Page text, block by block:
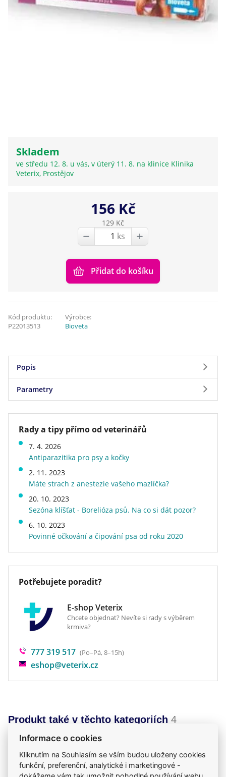
eshop@veterix.cz
Skladem
ve středu 12. 8. u vás, v úterý 11. 8. na klinice Klinika
Veterix, Prostějov
156 Kč
129 Kč
ks
Přidat do košíku
Kód produktu:
P22013513
Výrobce:
Bioveta
Popis
Antiparazitární přípravek pro psy proti
typ přípravku: Antiparazitika, repelenty
cílové druhy zvířat: Pes
Obsah léčivých a ostatních látek
1 tuba (1,34 ml) obsahuje:
Fipronilum 134 mg
Čirý, žlutě až žlutozeleně zbarvený spot-on roztok.
Léčba a prevence napadení blechami
(Rhipicephalus spp., Dermatocentor spp., Ixodes spp.)
a všenkami (Trichodectes canis) u psů.
Kontraindikace
Parametry
Parametry
Značka
Bioveta
určení parazitika
všenkám
Forma antiparazitika
Stáří psa
štěně, dospělý, senior
Velikost psa v dospělosti
Hmotnost
0,024 kg
Doprava zdarma
Rady a tipy přímo od veterinářů
7. 4. 2026
Antiparazitika pro psy a kočky
2. 11. 2023
Máte strach z anestezie vašeho mazlíčka?
20. 10. 2023
Sezóna klíšťat - Borelióza psů. Na co si dát pozor?
6. 10. 2023
Povinné očkování a čipování psa od roku 2020
Potřebujete poradit?
E-shop Veterix
Chcete objednat? Nevíte si rady s výběrem
krmiva?
777 319 517 (Po–Pá, 8–15h)
eshop@veterix.cz
Produkt také v těchto kategoriích 4
Spot-on pipety
Paraziti
Antiparazitika
Informace o cookies
Kliknutím na Souhlasím se vším budou uloženy cookies
funkční, preferenční, analytické i marketingové -